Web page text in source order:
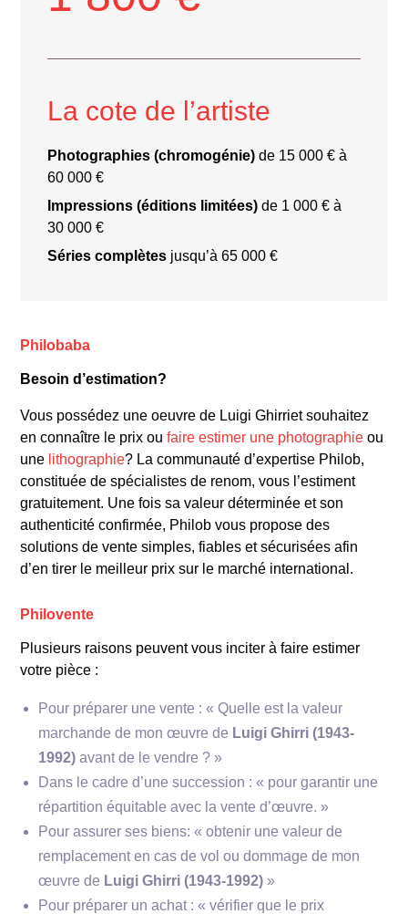
Kodachrome
Kodachrome (1978): Cette série, réalisée
Modena, 1973
photographiques explorant la ville de
impressions.
Ile Rousse (1976): Une autre série de
photographies avec des scènes balnéaires et
des compositions délicates, marquant sa
La cote de l’artiste
Photographies (chromogénie) de 15 000 € à
60 000 €
Impressions (éditions limitées) de 1 000 € à
30 000 €
Séries complètes jusqu’à 65 000 €
Philobaba
Besoin d’estimation?
Vous possédez une oeuvre de Luigi Ghirriet souhaitez
en connaître le prix oufaire estimer une photographie ou
une lithographie? La communauté d’expertise Philob,
constituée de spécialistes de renom, vous l’estiment
gratuitement. Une fois sa valeur déterminée et son
authenticité confirmée, Philob vous propose des
solutions de vente simples, fiables et sécurisées afin
d’en tirer le meilleur prix sur le marché international.
Philovente
Plusieurs raisons peuvent vous inciter à faire estimer
votre pièce :
Pour préparer une vente : « Quelle est la valeur
marchande de mon œuvre de Luigi Ghirri (1943-
1992) avant de le vendre ? »
Dans le cadre d’une succession : « pour garantir une
répartition équitable avec la vente d’œuvre. »
Pour assurer ses biens: « obtenir une valeur de
remplacement en cas de vol ou dommage de mon
œuvre de Luigi Ghirri (1943-1992) »
Pour préparer un achat : « vérifier que le prix